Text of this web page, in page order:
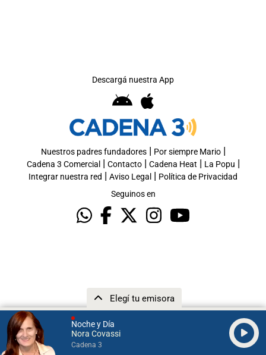
Noche y Día
Nora Covassi
Cadena 3
Elegí tu emisora
Descargá nuestra App
Nuestros padres fundadores| Por siempre Mario|
Cadena 3 Comercial | Contacto| Cadena Heat | La Popu |
Integrar nuestra red | Aviso Legal | Política de Privacidad
Seguinos en